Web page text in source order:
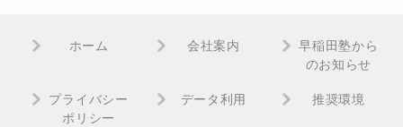
ホーム 会社案内
早稲田塾から
のお知らせ
プライバシー
ポリシー
データ利用 推奨環境